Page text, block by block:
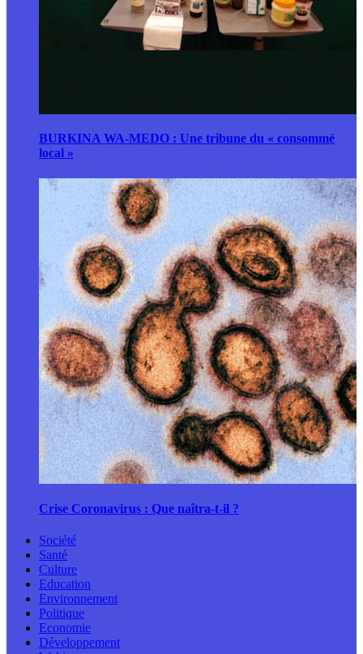
BURKINA WA-MEDO : Une tribune du « consommé
local »
Crise Coronavirus : Que naîtra-t-il ?
Société
Santé
Culture
Education
Environnement
Politique
Economie
Développement